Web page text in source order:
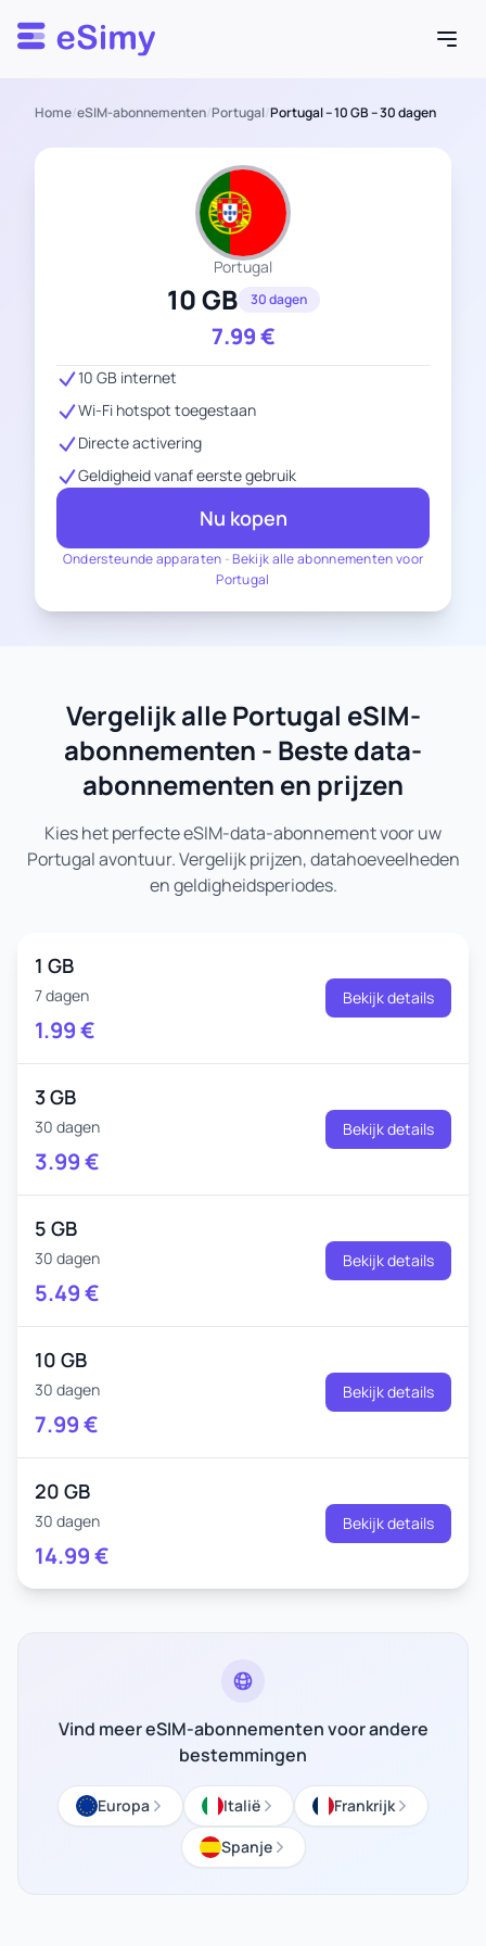
Esimy
Home/eSIM-abonnementen/Portugal/Portugal – 10 GB – 30 dagen
Portugal
10 GB 30 dagen
7.99€
Ondersteunde apparaten -Bekijk alle abonnementen voor
Portugal
10 GB internet
Wi-Fi hotspot toegestaan
Directe activering
Geldigheid vanaf eerste gebruik
Nu kopen
Vergelijk alle Portugal eSIM-
abonnementen - Beste data-
abonnementen en prijzen
Kies het perfecte eSIM-data-abonnement voor uw
Portugal avontuur. Vergelijk prijzen, datahoeveelheden
en geldigheidsperiodes.
1 GB
7 dagen
1.99€
Bekijk details
3 GB
30 dagen
3.99€
Bekijk details
5 GB
30 dagen
5.49€
Bekijk details
10 GB
30 dagen
7.99€
Bekijk details
20 GB
30 dagen
14.99€
Bekijk details
Vind meer eSIM-abonnementen voor andere
bestemmingen
Europa Italië
Frankrijk
Spanje